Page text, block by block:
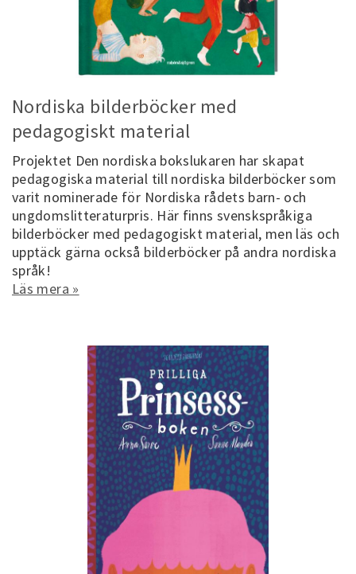
Nordiska bilderböcker med
pedagogiskt material
Projektet Den nordiska bokslukaren har skapat
pedagogiska material till nordiska bilderböcker som
varit nominerade för Nordiska rådets barn- och
ungdomslitteraturpris. Här finns svenskspråkiga
bilderböcker med pedagogiskt material, men läs och
upptäck gärna också bilderböcker på andra nordiska
språk!
Läs mera »